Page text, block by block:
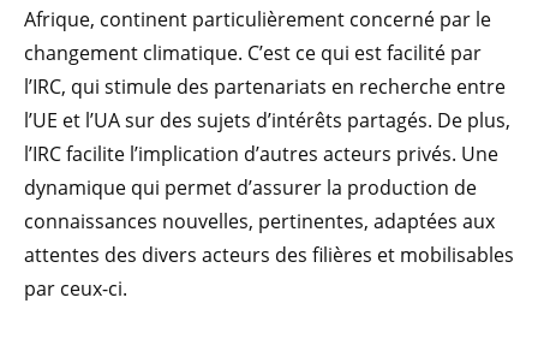
Afrique, continent particulièrement concerné par le
changement climatique. C’est ce qui est facilité par
l’IRC, qui stimule des partenariats en recherche entre
l’UE et l’UA sur des sujets d’intérêts partagés. De plus,
l’IRC facilite l’implication d’autres acteurs privés. Une
dynamique qui permet d’assurer la production de
connaissances nouvelles, pertinentes, adaptées aux
attentes des divers acteurs des filières et mobilisables
par ceux-ci.